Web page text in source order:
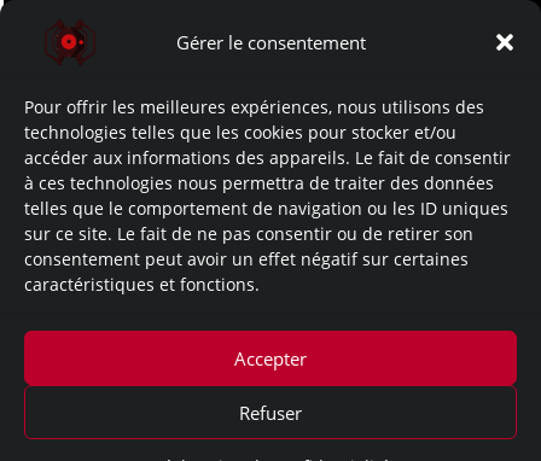
Gérer le consentement
Pour offrir les meilleures expériences, nous utilisons des
technologies telles que les cookies pour stocker et/ou
accéder aux informations des appareils. Le fait de consentir
à ces technologies nous permettra de traiter des données
telles que le comportement de navigation ou les ID uniques
sur ce site. Le fait de ne pas consentir ou de retirer son
consentement peut avoir un effet négatif sur certaines
caractéristiques et fonctions.
Accepter
Refuser
- Resident Evil The
- (4ème tome du Manga)
(Amérique du Nord) -
- 21/07/2015 -
- Resident Evil The